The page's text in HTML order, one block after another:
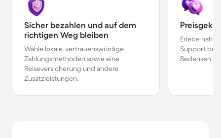
Sicher bezahlen und auf dem
richtigen Weg bleiben
Wähle lokale, vertrauenswürdige
Zahlungsmethoden sowie eine
Reiseversicherung und andere
Zusatzleistungen.
Erlebe
Support bei
Bedenken.